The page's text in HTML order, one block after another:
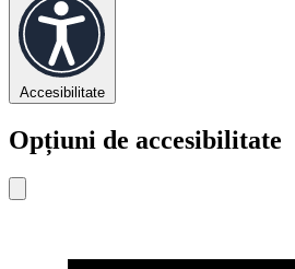
Accesibilitate
Opțiuni de accesibilitate